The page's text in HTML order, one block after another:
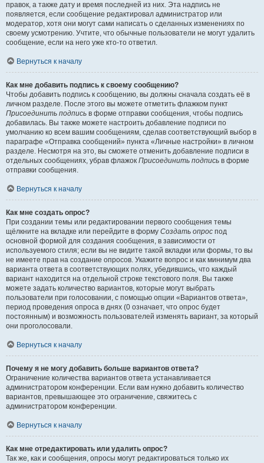
правок, а также дату и время последней из них. Эта надпись не
появляется, если сообщение редактировал администратор или
модератор, хотя они могут сами написать о сделанных изменениях по
своему усмотрению. Учтите, что обычные пользователи не могут удалить
сообщение, если на него уже кто-то ответил.
Вернуться к началу
Как мне добавить подпись к своему сообщению?
Чтобы добавить подпись к сообщению, вы должны сначала создать её в
личном разделе. После этого вы можете отметить флажком пункт
Присоединить подпись в форме отправки сообщения, чтобы подпись
добавилась. Вы также можете настроить добавление подписи по
умолчанию ко всем вашим сообщениям, сделав соответствующий выбор в
параграфе «Отправка сообщений» пункта «Личные настройки» в личном
разделе. Несмотря на это, вы сможете отменить добавление подписи в
отдельных сообщениях, убрав флажок Присоединить подпись в форме
отправки сообщения.
Вернуться к началу
Как мне создать опрос?
При создании темы или редактировании первого сообщения темы
щёлкните на вкладке или перейдите в форму Создать опрос под
основной формой для создания сообщения, в зависимости от
используемого стиля; если вы не видите такой вкладки или формы, то вы
не имеете прав на создание опросов. Укажите вопрос и как минимум два
варианта ответа в соответствующих полях, убедившись, что каждый
вариант находится на отдельной строке текстового поля. Вы также
можете задать количество вариантов, которые могут выбрать
пользователи при голосовании, с помощью опции «Вариантов ответа»,
период проведения опроса в днях (0 означает, что опрос будет
постоянным) и возможность пользователей изменять вариант, за который
они проголосовали.
Вернуться к началу
Почему я не могу добавить больше вариантов ответа?
Ограничение количества вариантов ответа устанавливается
администратором конференции. Если вам нужно добавить количество
вариантов, превышающее это ограничение, свяжитесь с
администратором конференции.
Вернуться к началу
Как мне отредактировать или удалить опрос?
Так же, как и сообщения, опросы могут редактироваться только их